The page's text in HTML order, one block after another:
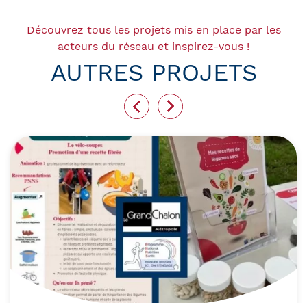
Découvrez tous les projets mis en place par les
acteurs du réseau et inspirez-vous !
AUTRES PROJETS